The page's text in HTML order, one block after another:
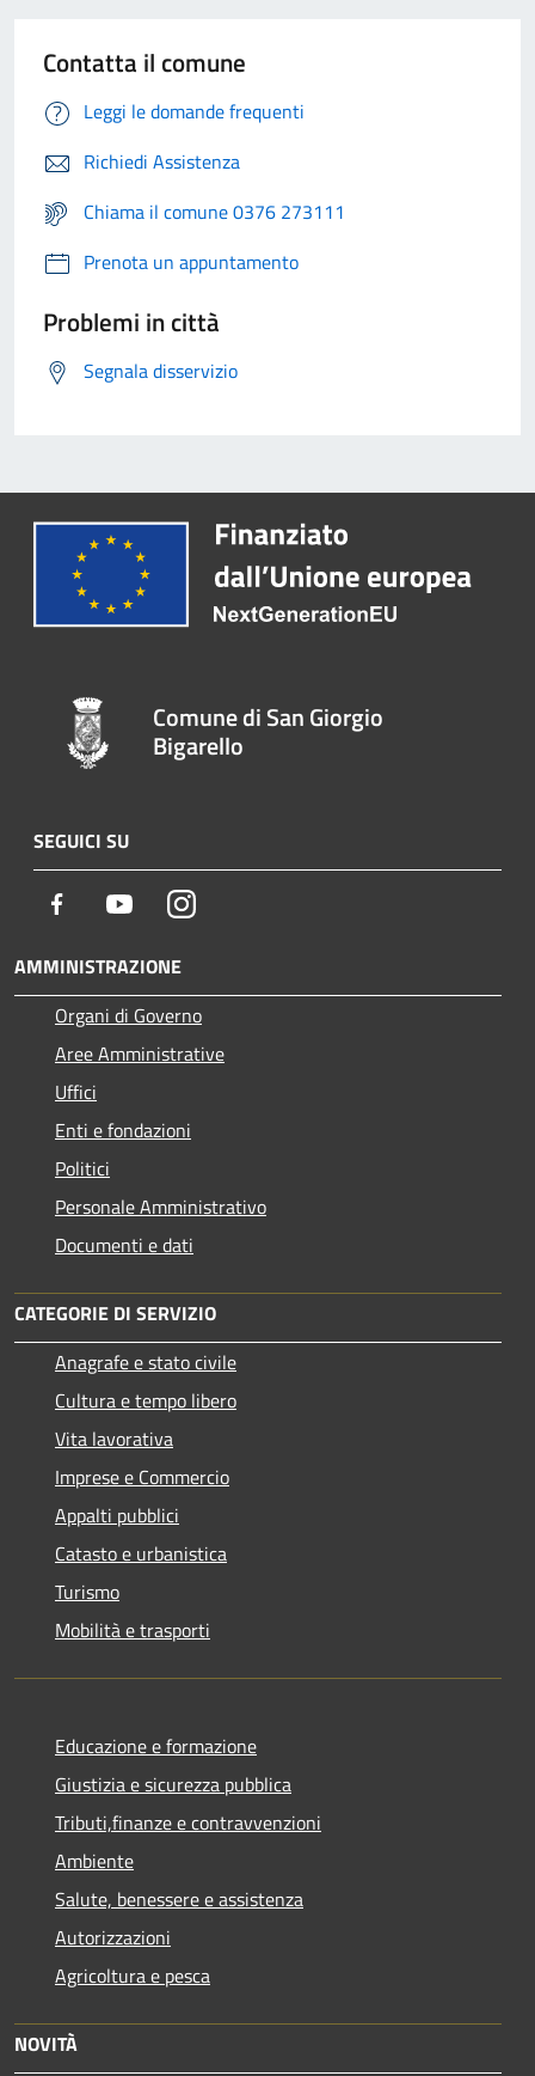
Contatta il comune
Leggi le domande frequenti
Richiedi Assistenza
Chiama il comune 0376 273111
Prenota un appuntamento
Problemi in città
Segnala disservizio
Comune di San Giorgio
Bigarello
SEGUICI SU
Facebook YoutubeInstagram
AMMINISTRAZIONE
Organi di Governo
Aree Amministrative
Uffici
Enti e fondazioni
Politici
Personale Amministrativo
Documenti e dati
CATEGORIE DI SERVIZIO
Anagrafe e stato civile
Cultura e tempo libero
Vita lavorativa
Imprese e Commercio
Appalti pubblici
Catasto e urbanistica
Turismo
Mobilità e trasporti
Educazione e formazione
Giustizia e sicurezza pubblica
Tributi,finanze e contravvenzioni
Ambiente
Salute, benessere e assistenza
Autorizzazioni
Agricoltura e pesca
NOVITÀ